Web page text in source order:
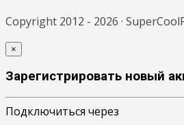
Copyright 2012 - 2026 ·
×
Зарегистрировать новый
Подключиться через